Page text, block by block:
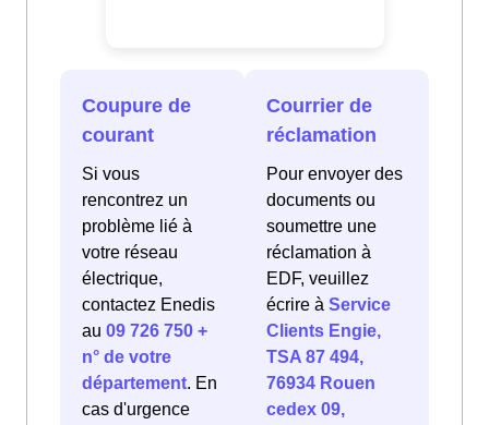
Coupure de
courant
Si vous
rencontrez un
problème lié à
votre réseau
électrique,
contactez Enedis
au 09 726 750 +
n° de votre
département. En
cas d'urgence
Courrier de
réclamation
Pour envoyer des
documents ou
soumettre une
réclamation à
EDF, veuillez
écrire à Service
Clients Engie,
TSA 87 494,
76934 Rouen
cedex 09,